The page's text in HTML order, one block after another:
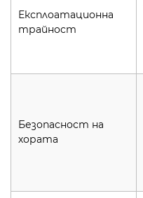
Експлоатационна
трайност
Безопасност на
хората